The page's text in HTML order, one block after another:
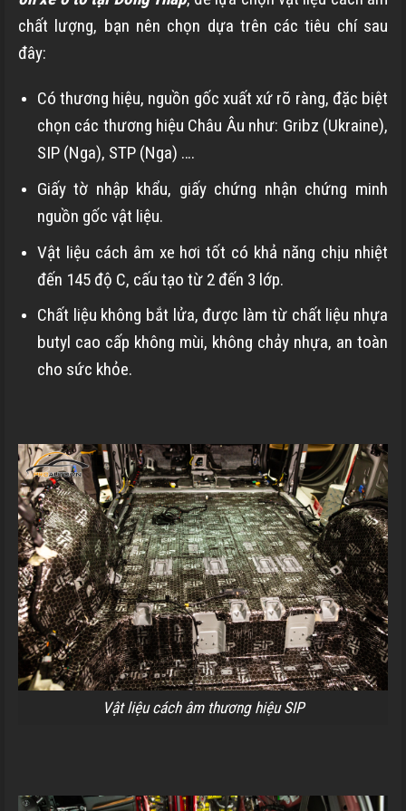
chất lượng, bạn nên chọn dựa trên các tiêu chí sau
đây:
Có thương hiệu, nguồn gốc xuất xứ rõ ràng, đặc biệt
chọn các thương hiệu Châu Âu như: Gribz (Ukraine),
SIP (Nga), STP (Nga) ….
Giấy tờ nhập khẩu, giấy chứng nhận chứng minh
nguồn gốc vật liệu.
Vật liệu cách âm xe hơi tốt có khả năng chịu nhiệt
đến 145 độ C, cấu tạo từ 2 đến 3 lớp.
Chất liệu không bắt lửa, được làm từ chất liệu nhựa
butyl cao cấp không mùi, không chảy nhựa, an toàn
cho sức khỏe.
Vật liệu cách âm thương hiệu SIP